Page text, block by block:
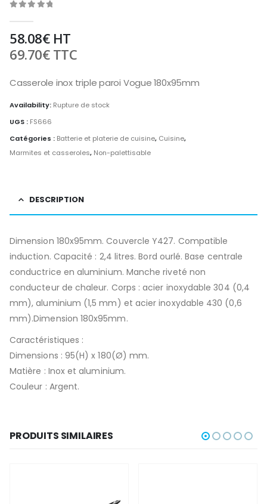
58.08€HT
69.70€TTC
Casserole inox triple paroi Vogue 180x95mm
Availability: Rupture de stock
UGS : FS666
Catégories : Batterie et platerie de cuisine, Cuisine,
Marmites et casseroles, Non-palettisable
DESCRIPTION
Dimension 180x95mm. Couvercle Y427. Compatible
induction. Capacité : 2,4 litres. Bord ourlé. Base centrale
conductrice en aluminium. Manche riveté non
conducteur de chaleur. Corps : acier inoxydable 304 (0,4
mm), aluminium (1,5 mm) et acier inoxydable 430 (0,6
mm).Dimension 180x95mm.
Caractéristiques :
Dimensions : 95(H) x 180(Ø) mm.
Matière : Inox et aluminium.
Couleur : Argent.
PRODUITS SIMILAIRES